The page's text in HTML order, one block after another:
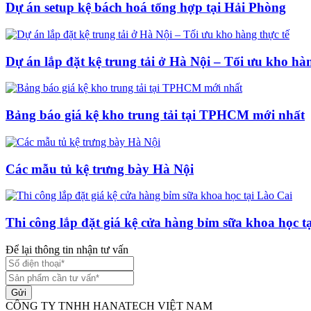
Dự án setup kệ bách hoá tổng hợp tại Hải Phòng
Dự án lắp đặt kệ trung tải ở Hà Nội – Tối ưu kho
Bảng báo giá kệ kho trung tải tại TPHCM mới nhất
Các mẫu tủ kệ trưng bày Hà Nội
Thi công lắp đặt giá kệ cửa hàng bỉm sữa khoa học
Để lại thông tin nhận tư vấn
Gửi
CÔNG TY TNHH HANATECH VIỆT NAM